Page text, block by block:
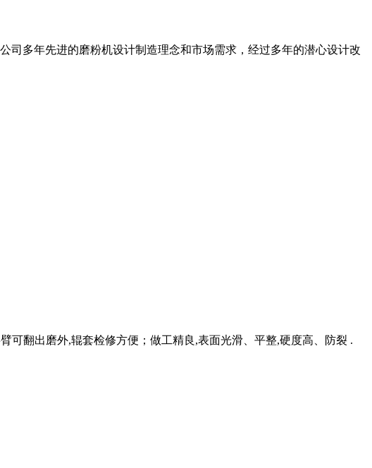
司多年先进的磨粉机设计制造理念和市场需求，经过多年的潜心设计改
可翻出磨外,辊套检修方便；做工精良,表面光滑、平整,硬度高、防裂 .